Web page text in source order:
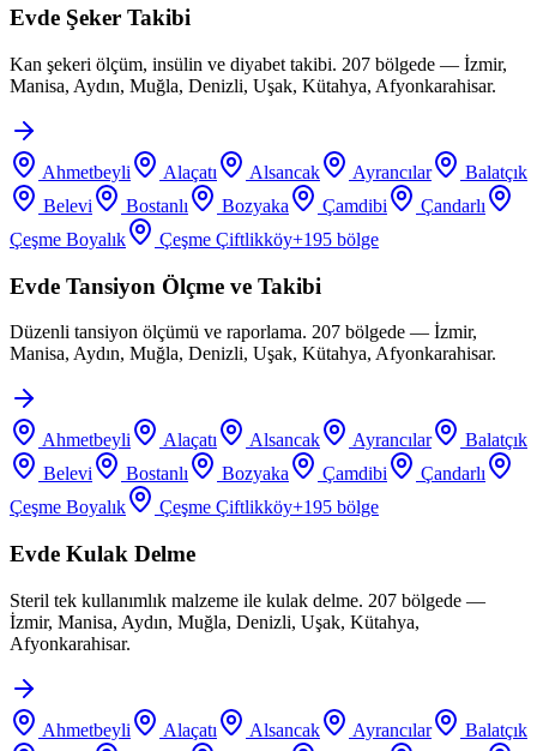
Evde Şeker Takibi
Kan şekeri ölçüm, insülin ve diyabet takibi. 207 bölgede — İzmir,
Manisa, Aydın, Muğla, Denizli, Uşak, Kütahya, Afyonkarahisar.
Ahmetbeyli Alaçatı Alsancak Ayrancılar
Balatçık
Belevi
Bostanlı Bozyaka Çamdibi
Çandarlı
Çeşme Boyalık
Çeşme Çiftlikköy+195 bölge
Evde Tansiyon Ölçme ve Takibi
Düzenli tansiyon ölçümü ve raporlama. 207 bölgede — İzmir,
Manisa, Aydın, Muğla, Denizli, Uşak, Kütahya, Afyonkarahisar.
Ahmetbeyli Alaçatı Alsancak Ayrancılar
Balatçık
Belevi
Bostanlı Bozyaka Çamdibi
Çandarlı
Çeşme Boyalık
Çeşme Çiftlikköy+195 bölge
Evde Kulak Delme
Steril tek kullanımlık malzeme ile kulak delme. 207 bölgede —
İzmir, Manisa, Aydın, Muğla, Denizli, Uşak, Kütahya,
Afyonkarahisar.
Ahmetbeyli Alaçatı Alsancak Ayrancılar
Balatçık